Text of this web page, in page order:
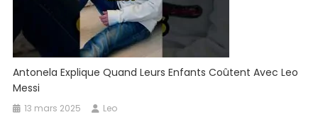
Antonela Explique Quand Leurs Enfants Coûtent Avec Leo
Messi
13 mars 2025 Leo